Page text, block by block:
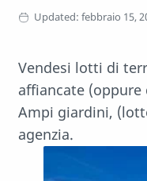
Vendesi lotti di
affiancate
Ampi giardini,
agenzia.